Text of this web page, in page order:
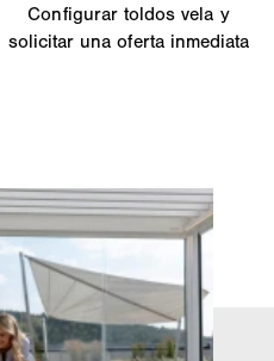
Configurar toldos vela y
solicitar una oferta inmediata